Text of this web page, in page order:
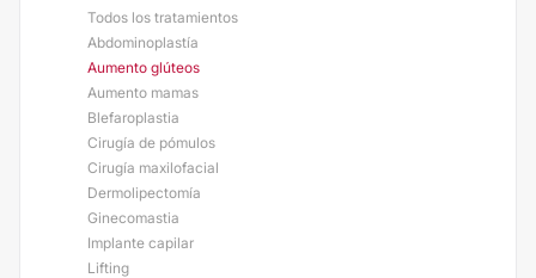
Todos los tratamientos
Abdominoplastía
Aumento glúteos
Aumento mamas
Blefaroplastia
Cirugía de pómulos
Cirugía maxilofacial
Dermolipectomía
Ginecomastia
Implante capilar
Lifting